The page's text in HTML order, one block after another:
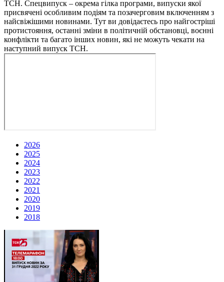
ТСН. Спецвипуск – окрема гілка програми, випуски якої
присвячені особливим подіям та позачерговим включенням з
найсвіжішими новинами. Тут ви довідаєтесь про найгостріші
протистояння, останні зміни в політичній обстановці, воєнні
конфлікти та багато інших новин, які не можуть чекати на
наступний випуск ТСН.
2026
2025
2024
2023
2022
2021
2020
2019
2018